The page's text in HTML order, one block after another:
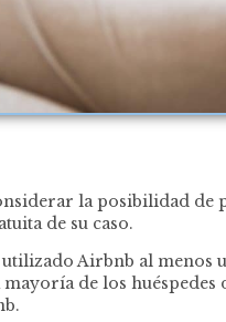
la posibilidad
de su caso.
Airbnb al menos
de los